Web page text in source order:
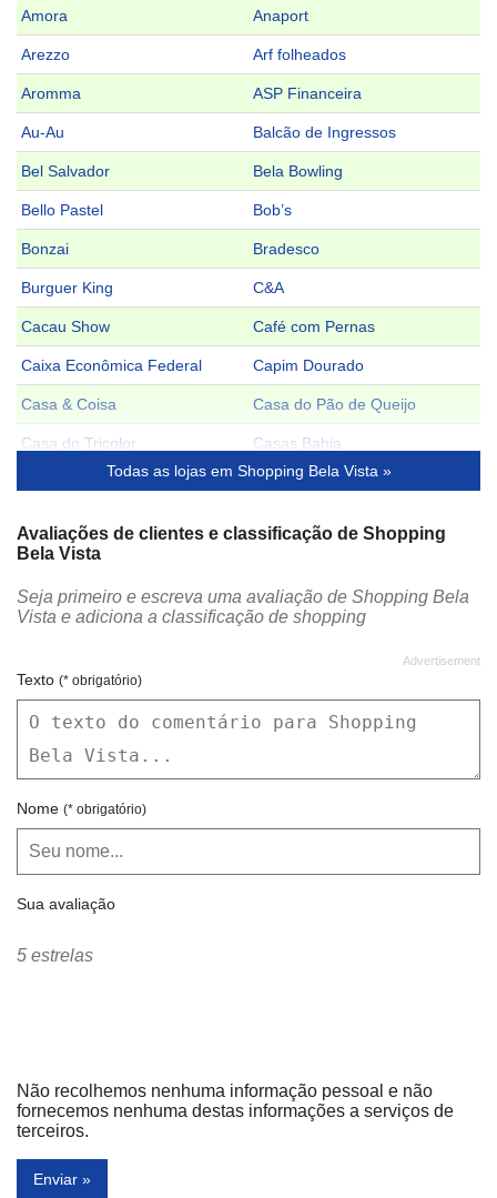
Amora Anaport
Arezzo Arf folheados
Aromma ASP Financeira
Au-Au Balcão de Ingressos
Bel Salvador Bela Bowling
Bello Pastel Bob’s
Bonzai Bradesco
Burguer King C&A
Cacau Show Café com Pernas
Caixa Econômica Federal Capim Dourado
Casa & Coisa Casa do Pão de Queijo
Casa do Tricolor Casas Bahia
Casas Freire Centauro
Central das Bolsas Cha Cha Dum Dům
Chilli Beans
Cinépolis Claro
Colombo
Crawford Criativa Gráfica
CVC
Diego Freitas Kart Dinni
Divino Fogão Doces Sonhos
Du Cacau Sucos e Sorvetes
Elementais
Farmácia Super Popular Felissa
Feliz da Vida
Formaggio
Todas as lojas em Shopping Bela Vista »
Avaliações de clientes e classificação de Shopping
Bela Vista
Seja primeiro e escreva uma avaliação de Shopping Bela
Vista e adiciona a classificação de shopping
Texto (* obrigatório)
Nome (* obrigatório)
Sua avaliação
5 estrelas
Não recolhemos nenhuma informação pessoal e não
fornecemos nenhuma destas informações a serviços de
terceiros.
Enviar »